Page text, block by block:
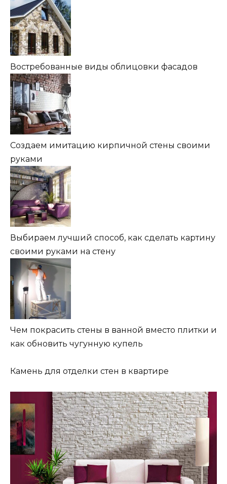
Востребованные виды облицовки фасадов
Создаем имитацию кирпичной стены своими
руками
Выбираем лучший способ, как сделать картину
своими руками на стену
Чем покрасить стены в ванной вместо плитки и
как обновить чугунную купель
Камень для отделки стен в квартире